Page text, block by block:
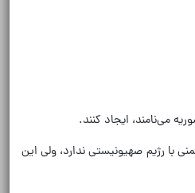
می‌نامند، ایجاد کنند.
با رژیم صهیونیستی ندارد، ولی این